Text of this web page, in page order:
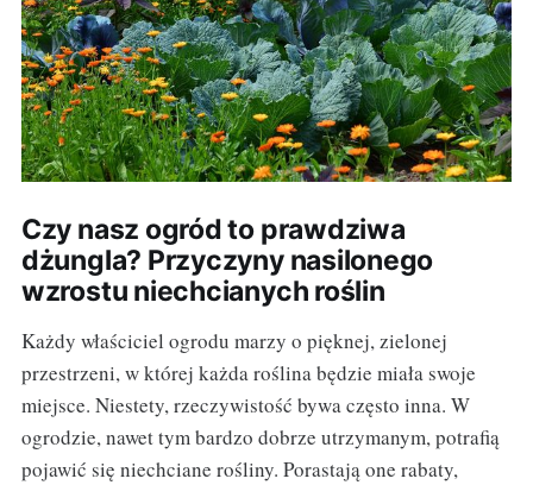
Czy nasz ogród to prawdziwa
dżungla? Przyczyny nasilonego
wzrostu niechcianych roślin
Każdy właściciel ogrodu marzy o pięknej, zielonej
przestrzeni, w której każda roślina będzie miała swoje
miejsce. Niestety, rzeczywistość bywa często inna. W
ogrodzie, nawet tym bardzo dobrze utrzymanym, potrafią
pojawić się niechciane rośliny. Porastają one rabaty,